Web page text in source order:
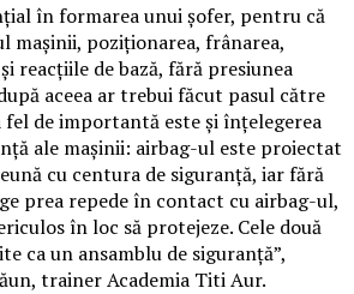
în formarea unui șofer, pentru că
mașinii, poziționarea, frânarea,
reacțiile de bază, fără presiunea
aceea ar trebui făcut pasul către
fel de importantă este și înțelegerea
ale mașinii: airbag-ul este proiectat
cu centura de siguranță, iar fără
prea repede în contact cu airbag-ul,
în loc să protejeze. Cele două
ca un ansamblu de siguranță”,
trainer Academia Titi Aur.